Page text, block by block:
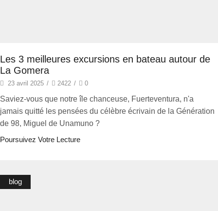
Les 3 meilleures excursions en bateau autour de
La Gomera
23 avril 2025 / 2422 / 0
Saviez-vous que notre île chanceuse, Fuerteventura, n'a
jamais quitté les pensées du célèbre écrivain de la Génération
de 98, Miguel de Unamuno ?
Poursuivez Votre Lecture
blog